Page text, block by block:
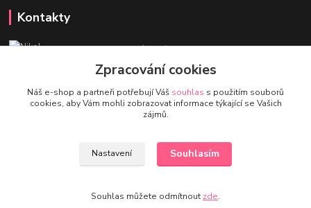
Kontakty
Nikol - Srdce Portrétů zvířat
+420 736 432 678
(Po-Pá, 8-16 hod.)
eshop@portretyzvirat.cz
Zpracování cookies
Náš e-shop a partneři potřebují Váš souhlas s použitím souborů
cookies, aby Vám mohli zobrazovat informace týkající se Vašich
zájmů.
Nastavení Souhlasím
Souhlas můžete odmítnout zde.